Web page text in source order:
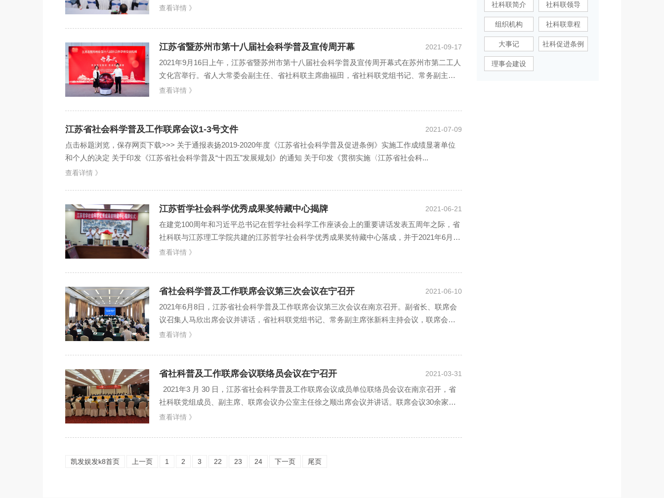
委常委、常务副市长单晓鸣出席并宣布开幕。省社科联党组成员、副主席徐之...
查看详情 》
2021-09-17
江苏省暨苏州市第十八届社会科学普及宣传周开幕
2021年9月16日上午，江苏省暨苏州市第十八届社会科学普及宣传周开幕式在苏州市第二工人
文化宫举行。省人大常委会副主任、省社科联主席曲福田，省社科联党组书记、常务副主席
张新科，省社科联党组成员、副主席徐之顺，苏州市委常委、宣传部部长金洁、...
查看详情 》
2021-07-09
江苏省社会科学普及工作联席会议1-3号文件
点击标题浏览，保存网页下载>>> 关于通报表扬2019-2020年度《江苏省社会科学普及促进条例》实施工作成绩显著单位
和个人的决定 关于印发《江苏省社会科学普及“十四五”发展规划》的通知 关于印发《贯彻实施〈江苏省社会科...
查看详情 》
2021-06-21
江苏哲学社会科学优秀成果奖特藏中心揭牌
在建党100周年和习近平总书记在哲学社会科学工作座谈会上的重要讲话发表五周年之际，省
社科联与江苏理工学院共建的江苏哲学社会科学优秀成果奖特藏中心落成，并于2021年6月18
日下午在江苏理工学院图书馆正式揭牌。省社科联党组成员、副主席徐之顺...
查看详情 》
2021-06-10
省社会科学普及工作联席会议第三次会议在宁召开
2021年6月8日，江苏省社会科学普及工作联席会议第三次会议在南京召开。副省长、联席会
议召集人马欣出席会议并讲话，省社科联党组书记、常务副主席张新科主持会议，联席会议
各成员单位有关负责同志、联络员参加会议。 马欣副省长在讲话中充分肯定了《...
查看详情 》
2021-03-31
省社科普及工作联席会议联络员会议在宁召开
2021年3 月 30 日，江苏省社会科学普及工作联席会议成员单位联络员会议在南京召开，省
社科联党组成员、副主席、联席会议办公室主任徐之顺出席会议并讲话。联席会议30余家成
员单位联络员参加会议。 会上，各成员单位紧扣贯彻落实《江...
查看详情 》
凯发娱发k8首页 上一页 1 2 3 22 23 24 下一页 尾页
社科联简介 社科联领导
组织机构 社科联章程
大事记 社科促进条例
理事会建设